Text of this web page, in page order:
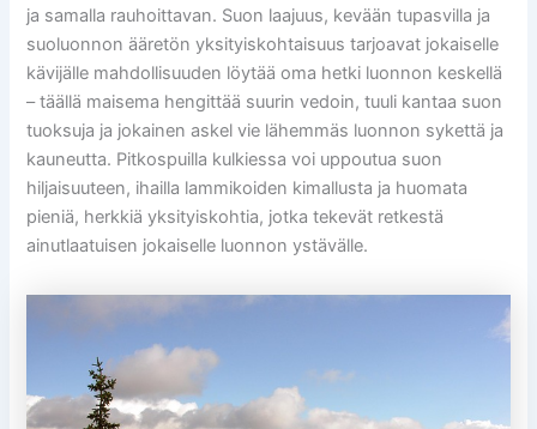
ja samalla rauhoittavan. Suon laajuus, kevään tupasvilla ja
suoluonnon ääretön yksityiskohtaisuus tarjoavat jokaiselle
kävijälle mahdollisuuden löytää oma hetki luonnon keskellä
– täällä maisema hengittää suurin vedoin, tuuli kantaa suon
tuoksuja ja jokainen askel vie lähemmäs luonnon sykettä ja
kauneutta. Pitkospuilla kulkiessa voi uppoutua suon
hiljaisuuteen, ihailla lammikoiden kimallusta ja huomata
pieniä, herkkiä yksityiskohtia, jotka tekevät retkestä
ainutlaatuisen jokaiselle luonnon ystävälle.